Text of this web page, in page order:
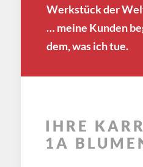
Werkstück der
… meine Kunden
dem, was ich tue.
IHRE
1A